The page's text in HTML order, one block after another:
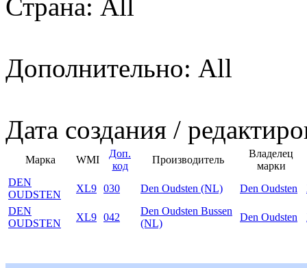
Страна: All
Дополнительно: All
Дата создания /
Марка WMI
Доп.
код
Производитель
Владелец
марки
DEN
OUDSTEN
XL9 030 Den Oudsten (NL) Den Oudsten
DEN
OUDSTEN
XL9 042
Den Oudsten Bussen
(NL)
Den Oudsten